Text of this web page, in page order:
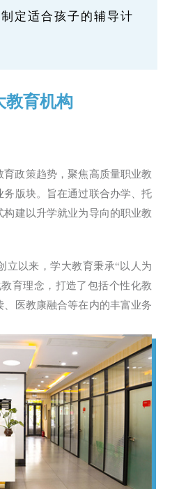
定适合孩子的辅导计
教育机构
育政策趋势，聚焦高质量职业教
版块。旨在通过联合办学、托
建以升学就业为导向的职业教
立以来，学大教育秉承“以人为
育理念，打造了包括个性化教
医教康融合等在内的丰富业务